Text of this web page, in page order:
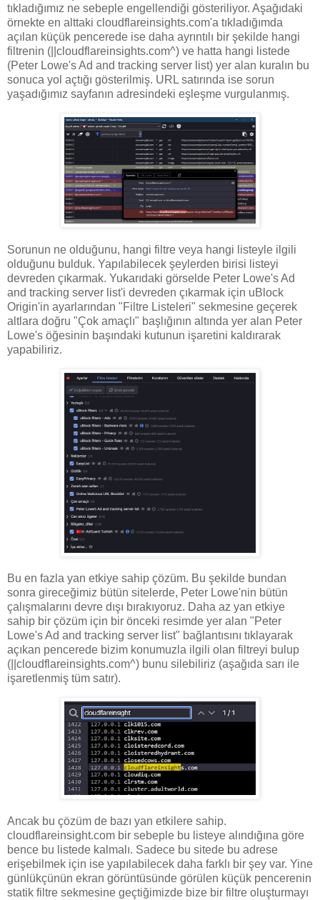
tıkladığımız ne sebeple engellendiği gösteriliyor. Aşağıdaki
örnekte en alttaki cloudflareinsights.com'a tıkladığımda
açılan küçük pencerede ise daha ayrıntılı bir şekilde hangi
filtrenin (||cloudflareinsights.com^) ve hatta hangi listede
(Peter Lowe's Ad and tracking server list) yer alan kuralın bu
sonuca yol açtığı gösterilmiş. URL satırında ise sorun
yaşadığımız sayfanın adresindeki eşleşme vurgulanmış.
Sorunun ne olduğunu, hangi filtre veya hangi listeyle ilgili
olduğunu bulduk. Yapılabilecek şeylerden birisi listeyi
devreden çıkarmak. Yukarıdaki görselde Peter Lowe's Ad
and tracking server list'i devreden çıkarmak için uBlock
Origin'in ayarlarından "Filtre Listeleri" sekmesine geçerek
altlara doğru "Çok amaçlı" başlığının altında yer alan Peter
Lowe's öğesinin başındaki kutunun işaretini kaldırarak
yapabiliriz.
Bu en fazla yan etkiye sahip çözüm. Bu şekilde bundan
sonra gireceğimiz bütün sitelerde, Peter Lowe'nin bütün
çalışmalarını devre dışı bırakıyoruz. Daha az yan etkiye
sahip bir çözüm için bir önceki resimde yer alan "Peter
Lowe's Ad and tracking server list" bağlantısını tıklayarak
açıkan pencerede bizim konumuzla ilgili olan filtreyi bulup
(||cloudflareinsights.com^) bunu silebiliriz (aşağıda sarı ile
işaretlenmiş tüm satır).
Ancak bu çözüm de bazı yan etkilere sahip.
cloudflareinsight.com bir sebeple bu listeye alındığına göre
bence bu listede kalmalı. Sadece bu sitede bu adrese
erişebilmek için ise yapılabilecek daha farklı bir şey var. Yine
günlükçünün ekran görüntüsünde görülen küçük pencerenin
statik filtre sekmesine geçtiğimizde bize bir filtre oluşturmayı